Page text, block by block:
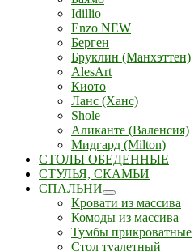
Idillio
Enzo NEW
Берген
Бруклин (Манхэттен)
AlesArt
Киото
Ланс (Ханс)
Shole
Аликанте (Валенсия)
Мидгард (Milton)
СТОЛЫ ОБЕДЕННЫЕ
СТУЛЬЯ, СКАМЬИ
СПАЛЬНИ
Кровати из массива
Комоды из массива
Тумбы прикроватные
Стол туалетный